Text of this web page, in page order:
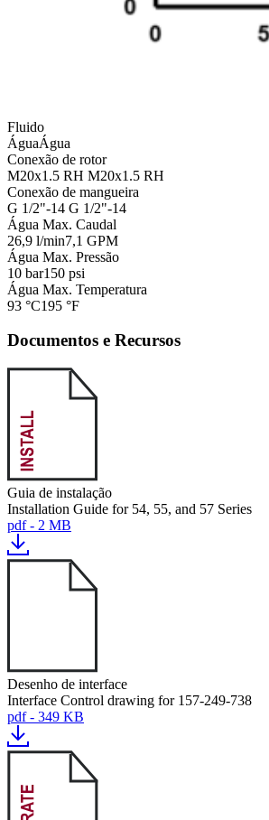
Fluido
ÁguaÁgua
Conexão de rotor
M20x1.5 RH M20x1.5 RH
Conexão de mangueira
G 1/2"-14 G 1/2"-14
Água Max. Caudal
26,9 l/min7,1 GPM
Água Max. Pressão
10 bar150 psi
Água Max. Temperatura
93 °C195 °F
Documentos e Recursos
Guia de instalação
Installation Guide for 54, 55, and 57 Series
pdf - 2 MB
Desenho de interface
Interface Control drawing for 157-249-738
pdf - 349 KB